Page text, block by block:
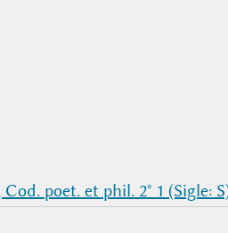
poet. et phil. 2° 1 (Sigle: